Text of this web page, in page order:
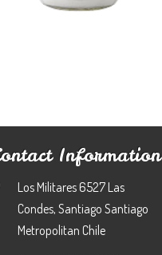
Information
Los Militares 6527 Las
Condes, Santiago Santiago
Metropolitan Chile